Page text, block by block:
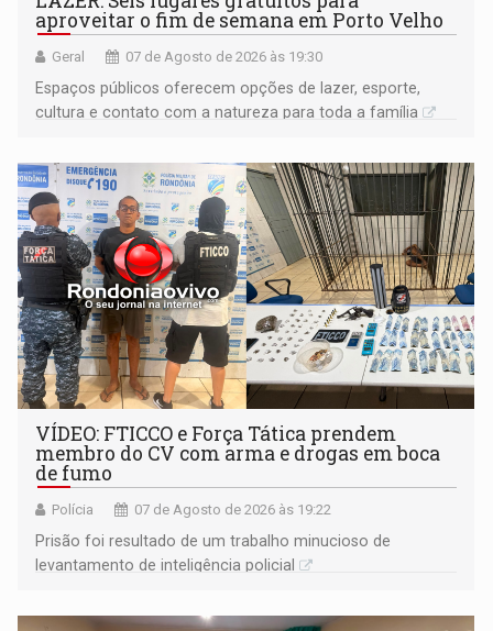
aproveitar o fim de semana em Porto Velho
Geral 07 de Agosto de 2026 às 19:30
Espaços públicos oferecem opções de lazer, esporte,
cultura e contato com a natureza para toda a família
VÍDEO: FTICCO e Força Tática prendem
membro do CV com arma e drogas em boca
de fumo
Polícia 07 de Agosto de 2026 às 19:22
Prisão foi resultado de um trabalho minucioso de
levantamento de inteligência policial